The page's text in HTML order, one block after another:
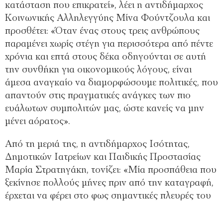
κατάσταση που επικρατεί», λέει η αντιδήμαρχος
Κοινωνικής Αλληλεγγύης Μίνα Φούντζουλα και
προσθέτει: «Όταν ένας στους τρεις ανθρώπους
παραμένει χωρίς στέγη για περισσότερα από πέντε
χρόνια και επτά στους δέκα οδηγούνται σε αυτή
την συνθήκη για οικονομικούς λόγους, είναι
άμεσα αναγκαίο να διαμορφώσουμε πολιτικές, που
απαντούν στις πραγματικές ανάγκες των πιο
ευάλωτων συμπολιτών μας, ώστε κανείς να μην
μένει αόρατος».
Από τη μεριά της, η αντιδήμαρχος Ισότητας,
Δημοτικών Ιατρείων και Παιδικής Προστασίας
Μαρία Στρατηγάκη, τονίζει: «Μία προσπάθεια που
ξεκίνησε πολλούς μήνες πριν από την καταγραφή,
έρχεται να φέρει στο φως σημαντικές πλευρές του